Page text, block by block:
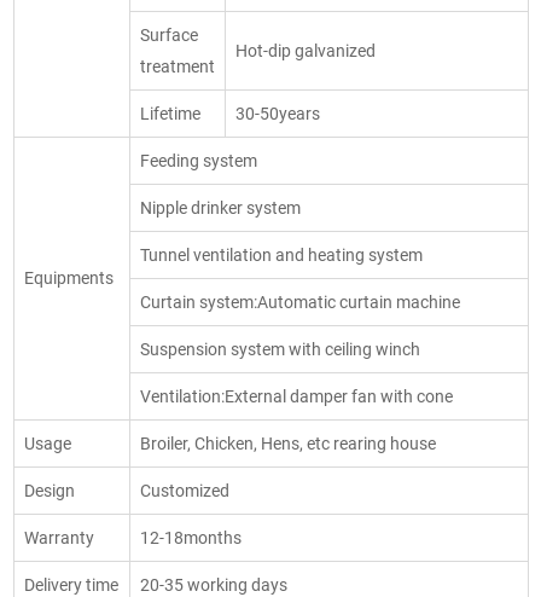
Surface
treatment
Hot-dip galvanized
Lifetime 30-50years
Equipments
Feeding system
Nipple drinker system
Tunnel ventilation and heating system
Curtain system:Automatic curtain machine
Suspension system with ceiling winch
Ventilation:External damper fan with cone
Usage Broiler, Chicken, Hens, etc rearing house
Design Customized
Warranty 12-18months
Delivery time 20-35 working days